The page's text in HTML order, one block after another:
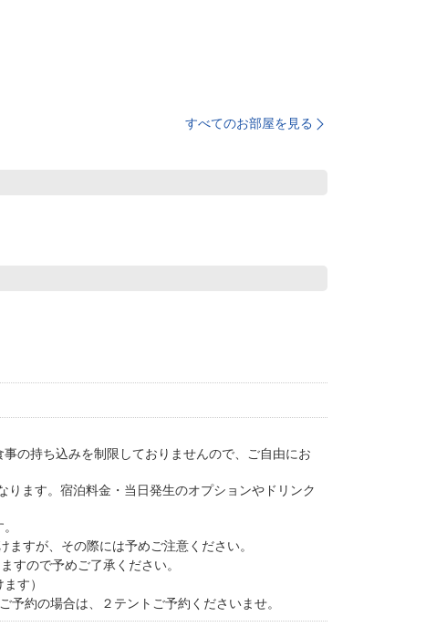
すべてのお部屋を見る
の持ち込みを制限しておりませんので、ご自由にお
ます。宿泊料金・当日発生のオプションやドリンク
すが、その際には予めご注意ください。
すので予めご了承ください。
す）
約の場合は、２テントご予約くださいませ。